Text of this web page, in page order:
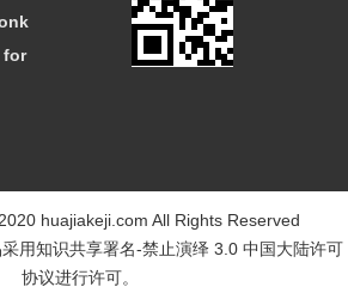
for
huajiakeji.com All Rights Reserved
用知识共享署名-禁止演绎 3.0 中国大陆许可
协议进行许可。